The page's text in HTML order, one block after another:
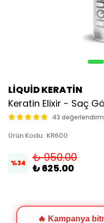
LİQUİD KERATİN
Keratin Elixir - Saç
43
Ürün Kodu: KR600
%34 ₺ 950.00
₺ 625.00
🔥 Kampanya